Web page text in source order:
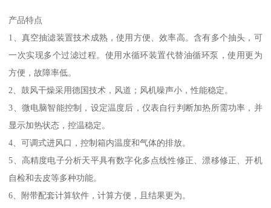
产品特点
1、真空抽滤装置技术成熟，使用方便、效率高。含有多个抽头，可
一次实现多个过滤过程。使用水循环装置代替油循环泵，使用更为
方便，故障率低。
2、鼓风干燥采用德国技术，风道；风机噪声小，性能稳定。
3、微电脑智能控制，设定温度后，仪表自行判断加热所需功率，并
显示加热状态，控温稳定。
4、可调式进风口，控制箱内温度和气体的排放。
5、高精度电子分析天平具有数字化多点线性修正、漂移修正、开机
自检和去皮等多种功能。
6、附带配套计算软件，计算方便，且结果更为。